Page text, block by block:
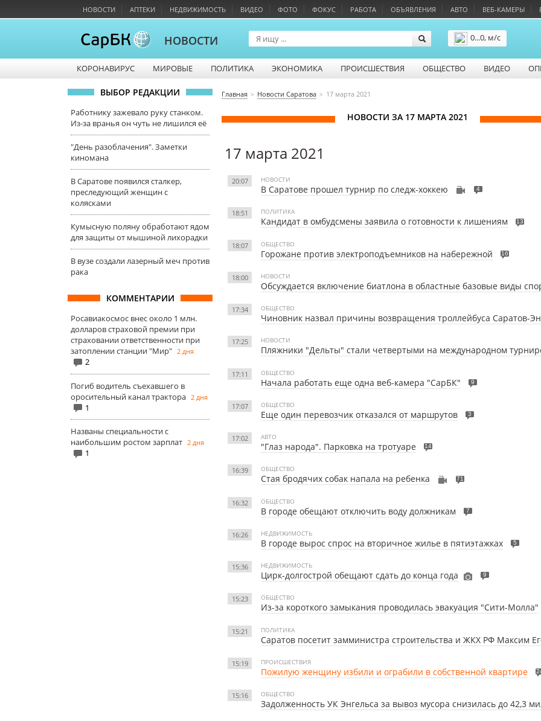
НОВОСТИ АПТЕКИ НЕДВИЖИМОСТЬ ВИДЕО ФОТО ФОКУС РАБОТА ОБЪЯВЛЕНИЯ АВТО ВЕБ-КАМЕРЫ
НОВОСТИ
0...0, м/с
КОРОНАВИРУС МИРОВЫЕ ПОЛИТИКА ЭКОНОМИКА ПРОИСШЕСТВИЯ ОБЩЕСТВО ВИДЕО
ВЫБОР РЕДАКЦИИ
Работнику зажевало руку станком.
Из-за вранья он чуть не лишился её
"День разоблачения". Заметки
киномана
В Саратове появился сталкер,
преследующий женщин с
колясками
Кумысную поляну обработают ядом
для защиты от мышиной лихорадки
В вузе создали лазерный меч против
рака
КОММЕНТАРИИ
Росавиакосмос внес около 1 млн.
долларов страховой премии при
страховании ответственности при
затоплении станции "Мир" 2 дня
2
Погиб водитель съехавшего в
оросительный канал трактора 2 дня
1
Названы специальности с
наибольшим ростом зарплат 2 дня
1
Главная Новости Саратова 17 марта 2021
НОВОСТИ ЗА 17 МАРТА 2021
17 марта 2021
20:07 НОВОСТИ
В Саратове прошел турнир по следж-хоккею 4
18:51 ПОЛИТИКА
Кандидат в омбудсмены заявила о готовности к лишениям 13
18:07 ОБЩЕСТВО
Горожане против электроподъемников на набережной 16
18:00 НОВОСТИ
Обсуждается включение биатлона в областные базовые виды
17:34 ОБЩЕСТВО
Чиновник назвал причины возвращения троллейбуса Саратов-
17:25 НОВОСТИ
Пляжники "Дельты" стали четвертыми на международном
17:11 ОБЩЕСТВО
Начала работать еще одна веб-камера "СарБК" 9
17:07 ОБЩЕСТВО
Еще один перевозчик отказался от маршрутов 3
17:02 АВТО
"Глаз народа". Парковка на тротуаре 14
16:39 ОБЩЕСТВО
Стая бродячих собак напала на ребенка 71
16:32 ОБЩЕСТВО
В городе обещают отключить воду должникам 7
16:26 НЕДВИЖИМОСТЬ
В городе вырос спрос на вторичное жилье в пятиэтажках 5
15:36 НЕДВИЖИМОСТЬ
Цирк-долгострой обещают сдать до конца года 9
15:23 ОБЩЕСТВО
Из-за короткого замыкания проводилась эвакуация "Сити-Молла"
15:21 ПОЛИТИКА
Саратов посетит замминистра строительства и ЖКХ РФ Максим
15:19 ПРОИСШЕСТВИЯ
Пожилую женщину избили и ограбили в собственной квартире
15:16 ОБЩЕСТВО
Задолженность УК Энгельса за вывоз мусора снизилась до 42,3